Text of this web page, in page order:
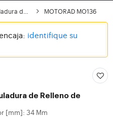
MOTORAD MO136
identifique su
de Relleno de
[mm]: 34 Mm